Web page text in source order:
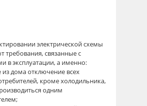
электрической схемы
требования, связанные с
в эксплуатации, а именно:
из дома отключение всех
кроме холодильника,
одним